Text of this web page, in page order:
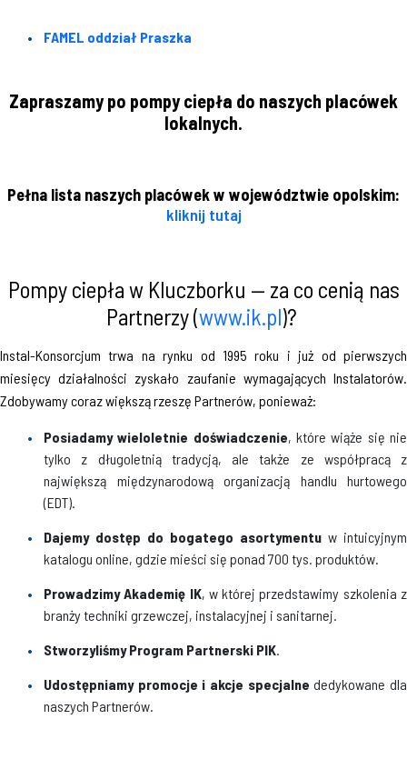
FAMEL oddział Praszka
Zapraszamy po pompy ciepła do naszych placówek
lokalnych.
Pełna lista naszych placówek w województwie opolskim:
kliknij tutaj
Pompy ciepła w Kluczborku — za co cenią nas
Partnerzy (www.ik.pl)?
Instal-Konsorcjum trwa na rynku od 1995 roku i już od pierwszych
miesięcy działalności zyskało zaufanie wymagających Instalatorów.
Zdobywamy coraz większą rzeszę Partnerów, ponieważ:
Posiadamy wieloletnie doświadczenie, które wiąże się nie
tylko z długoletnią tradycją, ale także ze współpracą z
największą międzynarodową organizacją handlu hurtowego
(EDT).
Dajemy dostęp do bogatego asortymentu w intuicyjnym
katalogu online, gdzie mieści się ponad 700 tys. produktów.
Prowadzimy Akademię IK, w której przedstawimy szkolenia z
branży techniki grzewczej, instalacyjnej i sanitarnej.
Stworzyliśmy Program Partnerski PIK.
Udostępniamy promocje i akcje specjalne dedykowane dla
naszych Partnerów.